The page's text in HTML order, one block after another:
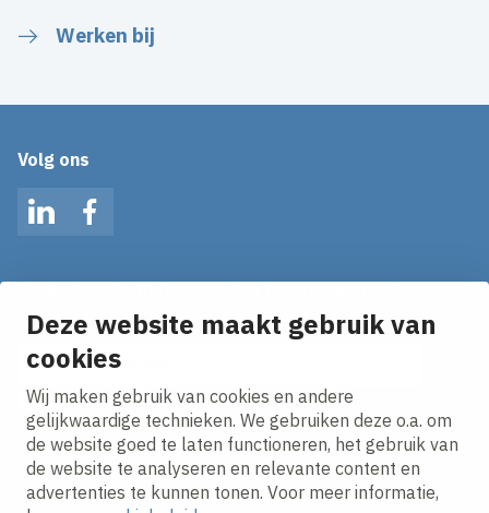
Deze website maakt gebruik van
cookies
Wij maken gebruik van cookies en andere
gelijkwaardige technieken. We gebruiken deze o.a. om
de website goed te laten functioneren, het gebruik van
de website te analyseren en relevante content en
advertenties te kunnen tonen. Voor meer informatie,
Werken bij
Volg ons
LinkedInFacebook
Ontvang onze nieuws alerts in je mailbox!
E-mailadres
Ik ga akkoord met hetprivacy statement.